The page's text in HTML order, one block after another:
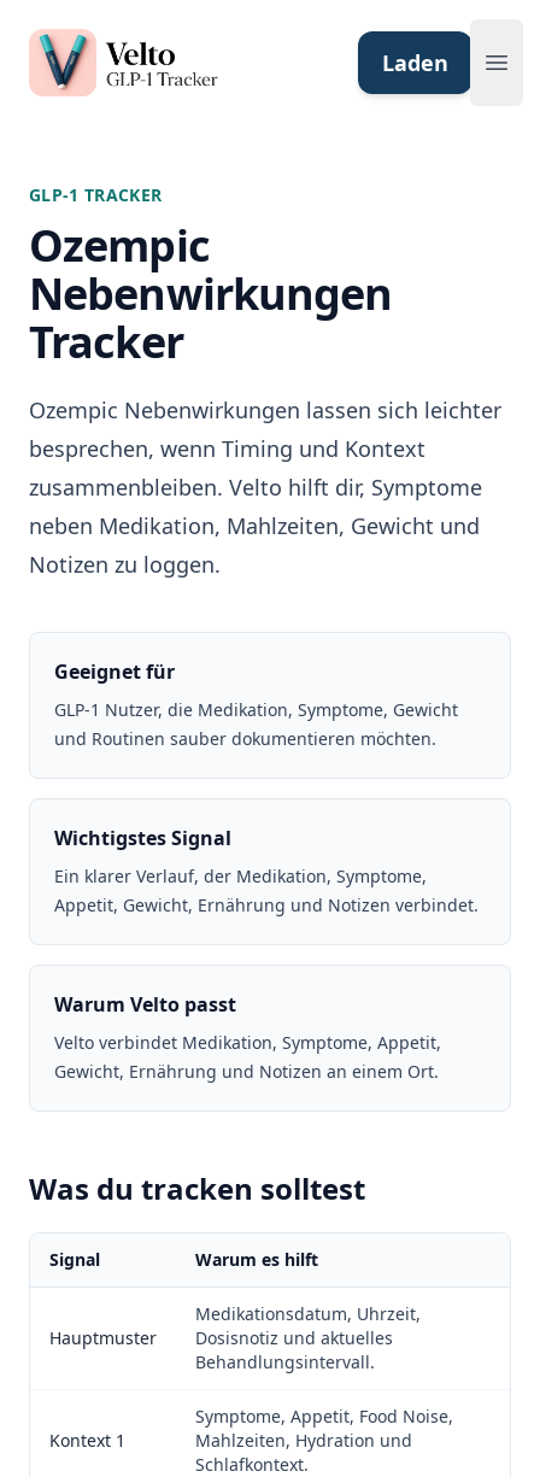
Velto GLP-1 Tracker App
Laden
GLP-1 TRACKER
Ozempic
Nebenwirkungen
Tracker
Ozempic Nebenwirkungen lassen sich leichter
besprechen, wenn Timing und Kontext
zusammenbleiben. Velto hilft dir, Symptome
neben Medikation, Mahlzeiten, Gewicht und
Notizen zu loggen.
Geeignet für
GLP-1 Nutzer, die Medikation, Symptome, Gewicht
und Routinen sauber dokumentieren möchten.
Wichtigstes Signal
Ein klarer Verlauf, der Medikation, Symptome,
Appetit, Gewicht, Ernährung und Notizen verbindet.
Warum Velto passt
Velto verbindet Medikation, Symptome, Appetit,
Gewicht, Ernährung und Notizen an einem Ort.
Was du tracken solltest
Signal Warum es hilft
Hauptmuster
Medikationsdatum, Uhrzeit,
Dosisnotiz und aktuelles
Behandlungsintervall.
Kontext 1
Symptome, Appetit, Food Noise,
Mahlzeiten, Hydration und
Schlafkontext.